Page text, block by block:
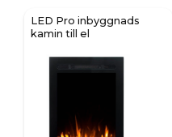
LED Pro inbyggnads
kamin till el